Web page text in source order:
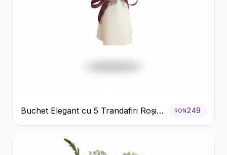
Buchet Elegant cu 5 Trandafiri Roșii
și Eucalipt
RON249